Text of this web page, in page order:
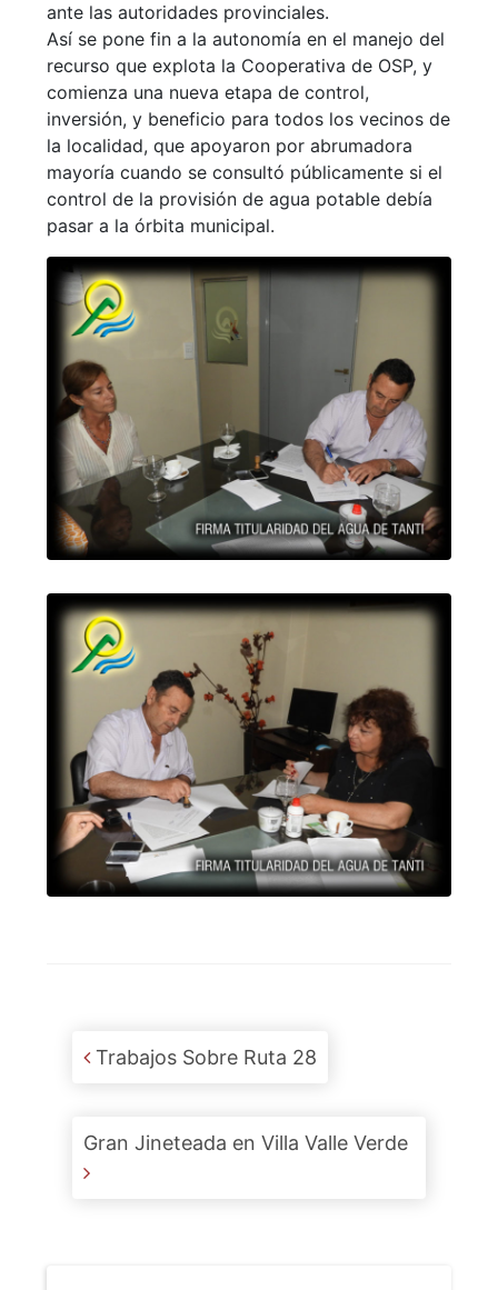
ante las autoridades provinciales.
Así se pone fin a la autonomía en el manejo del
recurso que explota la Cooperativa de OSP, y
comienza una nueva etapa de control,
inversión, y beneficio para todos los vecinos de
la localidad, que apoyaron por abrumadora
mayoría cuando se consultó públicamente si el
control de la provisión de agua potable debía
pasar a la órbita municipal.
Post navigation
Trabajos Sobre Ruta 28
Gran Jineteada en Villa Valle Verde